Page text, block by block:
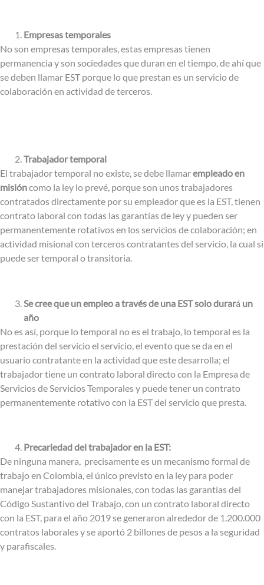
Empresas temporales
No son empresas temporales, estas empresas tienen
permanencia y son sociedades que duran en el tiempo, de ahí que
se deben llamar EST porque lo que prestan es un servicio de
colaboración en actividad de terceros.
Trabajador temporal
El trabajador temporal no existe, se debe llamarempleado en
misióncomo la ley lo prevé, porque son unos trabajadores
contratados directamente por su empleador que es la EST, tienen
contrato laboral con todas las garantías de ley y pueden ser
permanentemente rotativos en los servicios de colaboración; en
actividad misional con terceros contratantes del servicio, la cual si
puede ser temporal o transitoria.
Se cree que un empleo a través de una EST solo durará un
año
No es así, porque lo temporal no es el trabajo, lo temporal es la
prestación del servicio el servicio, el evento que se da en el
usuario contratante en la actividad que este desarrolla; el
trabajador tiene un contrato laboral directo con la Empresa de
Servicios de Servicios Temporales y puede tener un contrato
permanentemente rotativo con la EST del servicio que presta.
Precariedad del trabajador en la EST:
De ninguna manera, precisamente es un mecanismo formal de
trabajo en Colombia, el único previsto en la ley para poder
manejar trabajadores misionales, con todas las garantías del
Código Sustantivo del Trabajo, con un contrato laboral directo
con la EST, para el año 2019 se generaron alrededor de 1.200.000
contratos laborales y se aportó 2 billones de pesos a la seguridad
y parafiscales.